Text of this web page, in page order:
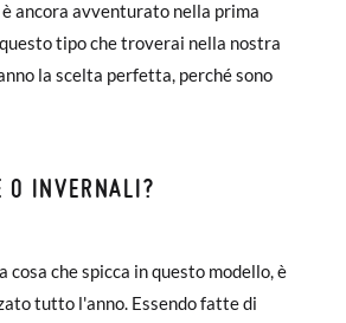
ancora avventurato nella prima
tipo che troverai nella nostra
la scelta perfetta, perché sono
O INVERNALI?
cosa che spicca in questo modello, è
tutto l'anno. Essendo fatte di